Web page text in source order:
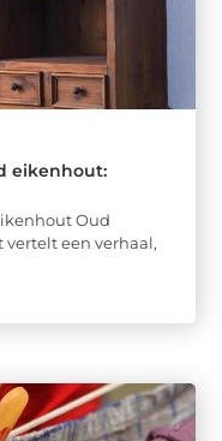
eikenhout:
Oud
een verhaal,